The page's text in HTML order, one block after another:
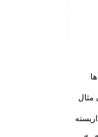
مثال
مداربسته